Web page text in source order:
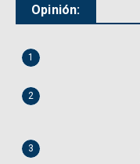
Opinión:
1
2
3